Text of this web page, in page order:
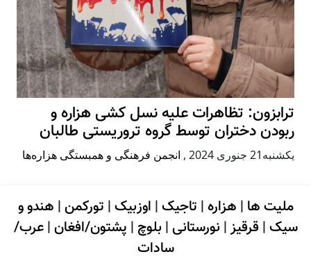
ترابزون: تظاهرات علیه نسل کشی هزاره و
ربودن دختران توسط گروه تروریستی طالبان
يكشنبه21 جنوری 2024 , انجمن فرهنگی و همبستگی هزاره‌ها
ملیت ها | هزاره| تاجیک| اوزبیک| تورکمن| هندو و
سیک| قرقیز| نورستانی| بلوچ | پشتون/افغان|عرب/
سادات